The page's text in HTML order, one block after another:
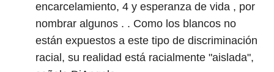
encarcelamiento, 4 y esperanza de vida , por
nombrar algunos . . Como los blancos no
están expuestos a este tipo de discriminación
racial, su realidad está racialmente "aislada",